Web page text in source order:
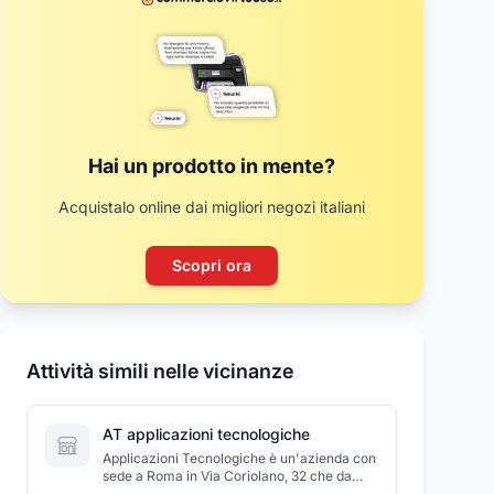
Hai un prodotto in mente?
Acquistalo online dai migliori negozi italiani
Scopri ora
Attività simili nelle vicinanze
AT applicazioni tecnologiche
Applicazioni Tecnologiche è un'azienda con
sede a Roma in Via Coriolano, 32 che da